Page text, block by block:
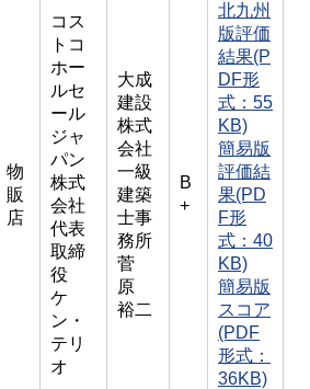
物
販
店
コス
トコ
ホー
ルセ
ール
ジャ
パン
株式
会社
代表
取締
役
ケ
ン・
テリ
オ
大成
建設
株式
会社
一級
建築
士事
務所
菅
原
裕二
B
+
北九州
版評価
結果(P
DF形
式：55
KB)
簡易版
評価結
果(PD
F形
式：40
KB)
簡易版
スコア
(PDF
形式：
36KB)